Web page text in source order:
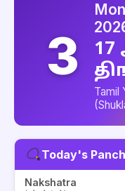
3
17
Tamil
Today's
Nakshatra